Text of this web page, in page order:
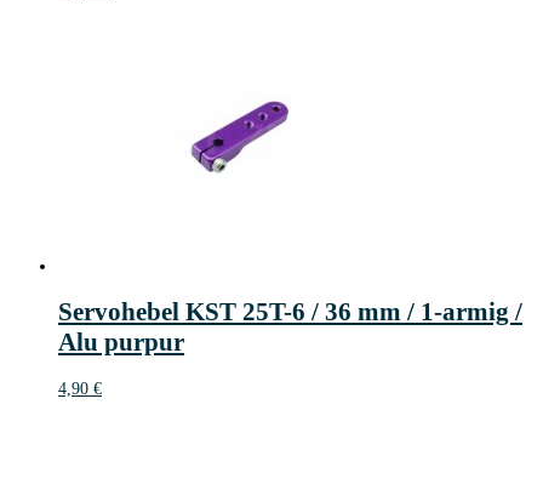
Servohebel KST 25T-6 / 36 mm / 1-armig /
Alu purpur
4,90 €